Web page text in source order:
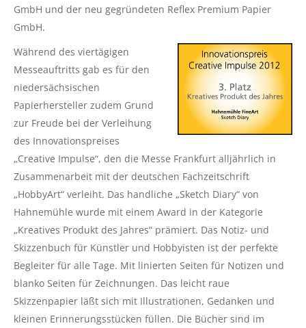
GmbH und der neu gegründeten Reflex Premium Papier
GmbH.
Während des viertägigen
Messeauftritts gab es für den
niedersächsischen
Papierhersteller zudem Grund
zur Freude bei der Verleihung
des Innovationspreises
„Creative Impulse“, den die Messe Frankfurt alljährlich in
Zusammenarbeit mit der deutschen Fachzeitschrift
„HobbyArt“ verleiht. Das handliche „Sketch Diary“ von
Hahnemühle wurde mit einem Award in der Kategorie
„Kreatives Produkt des Jahres“ prämiert. Das Notiz- und
Skizzenbuch für Künstler und Hobbyisten ist der perfekte
Begleiter für alle Tage. Mit linierten Seiten für Notizen und
blanko Seiten für Zeichnungen. Das leicht raue
Skizzenpapier läßt sich mit Illustrationen, Gedanken und
kleinen Erinnerungsstücken füllen. Die Bücher sind im